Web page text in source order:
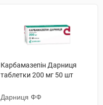
Карбамазепін Дарниця
таблетки 200 мг 50 шт
Дарниця ФФ